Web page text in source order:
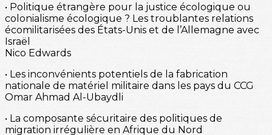
• Politique étrangère pour la justice écologique ou
colonialisme écologique ? Les troublantes relations
écomilitarisées des États-Unis et de l’Allemagne avec
Israël
Nico Edwards
• Les inconvénients potentiels de la fabrication
nationale de matériel militaire dans les pays du CCG
Omar Ahmad Al-Ubaydli
• La composante sécuritaire des politiques de
migration irrégulière en Afrique du Nord